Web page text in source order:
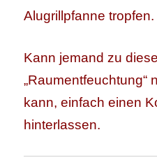
Alugrillpfanne tropfen.
Kann jemand zu
„Raumentfeuchtung“
kann, einfach einen
hinterlassen.